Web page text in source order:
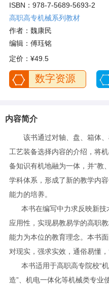
ISBN：978-7-5689-5693-2
高职高专机械系列教材
作者：魏康民
编辑：傅珏铭
定价： ¥49.5
数字资源
内容简介
该书通过对轴、盘、箱体
工艺装备选择内容的介绍，将
备知识有机地融为一体，并“教
学科体系，形成了新的教学内
能力的培养。
本书在编写中力求反映新技
应用性，实现易教易学的高职
能力为本位的教育理念。本书
对现实，强求实效，通俗易懂，
本书适用于高职高专院校“机
造”、机电一体化等机械类专业